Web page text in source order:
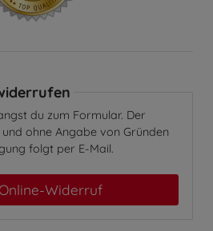
du zum Formular. Der
ohne Angabe von Gründen
folgt per E-Mail.
Widerruf